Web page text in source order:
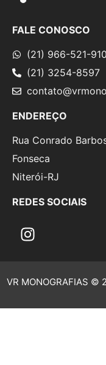
FALE CONOSCO
(21) 966-521-910
(21) 3254-8597
ENDEREÇO
Rua Conrado
Fonseca
Niterói-RJ
REDES SOCIAIS
VR MONOGRAFIAS ©